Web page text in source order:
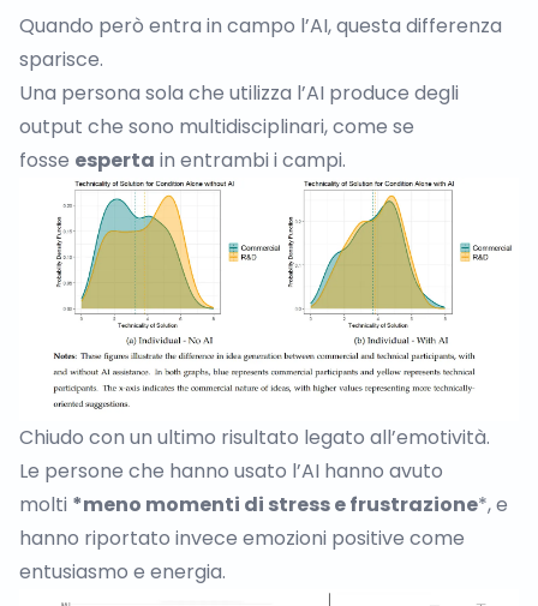
Quando però entra in campo l’AI, questa differenza
sparisce.
Una persona sola che utilizza l’AI produce degli
output che sono multidisciplinari, come se
fosse esperta in entrambi i campi.
Chiudo con un ultimo risultato legato all’emotività.
Le persone che hanno usato l’AI hanno avuto
molti *meno momenti di stress e frustrazione*, e
hanno riportato invece emozioni positive come
entusiasmo e energia.